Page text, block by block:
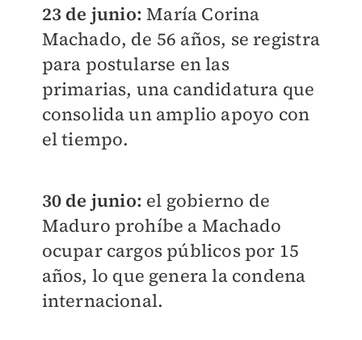
23 de junio:María Corina
Machado, de 56 años, se registra
para postularse en las
primarias, una candidatura que
consolida un amplio apoyo con
el tiempo.
30 de junio: el gobierno de
Maduro prohíbe a Machado
ocupar cargos públicos por 15
años, lo que genera la condena
internacional.